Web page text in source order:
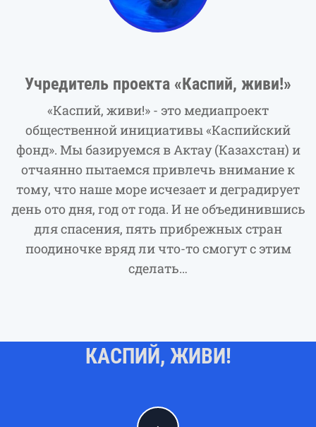
Учредитель проекта «Каспий, живи!»
«Каспий, живи!» - это медиапроект
общественной инициативы «Каспийский
фонд». Мы базируемся в Актау (Казахстан) и
отчаянно пытаемся привлечь внимание к
тому, что наше море исчезает и деградирует
день ото дня, год от года. И не объединившись
для спасения, пять прибрежных стран
поодиночке вряд ли что-то смогут с этим
сделать…
КАСПИЙ, ЖИВИ!